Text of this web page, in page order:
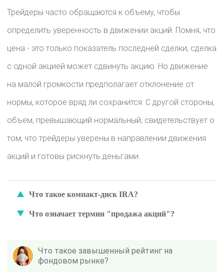
Трейдеры часто обращаются к объему, чтобы
определить уверенность в движении акций. Помня, что
цена - это только показатель последней сделки, сделка
с одной акцией может сдвинуть акцию. Но движение
на малой громкости предполагает отклонение от
нормы, которое вряд ли сохранится. С другой стороны,
объем, превышающий нормальный, свидетельствует о
том, что трейдеры уверены в направлении движения
акций и готовы рискнуть деньгами.
Что такое компакт-диск IRA?
Что означает термин "продажа акций"?
Что такое завышенный рейтинг на
фондовом рынке?